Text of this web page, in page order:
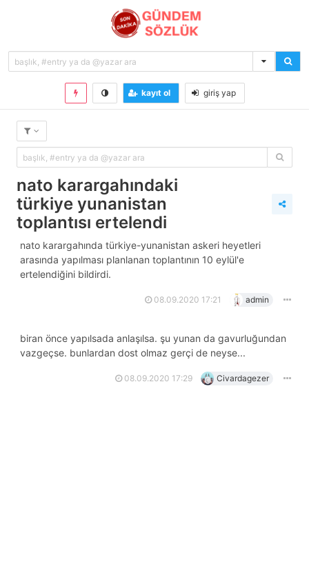
kayıt ol giriş yap
nato karargahındaki
türkiye yunanistan
toplantısı ertelendi
nato karargahında türkiye-yunanistan askeri heyetleri
arasında yapılması planlanan toplantının 10 eylül'e
ertelendiğini bildirdi.
08.09.2020 17:21 admin
biran önce yapılsada anlaşılsa. şu yunan da gavurluğundan
vazgeçse. bunlardan dost olmaz gerçi de neyse...
08.09.2020 17:29 Civardagezer